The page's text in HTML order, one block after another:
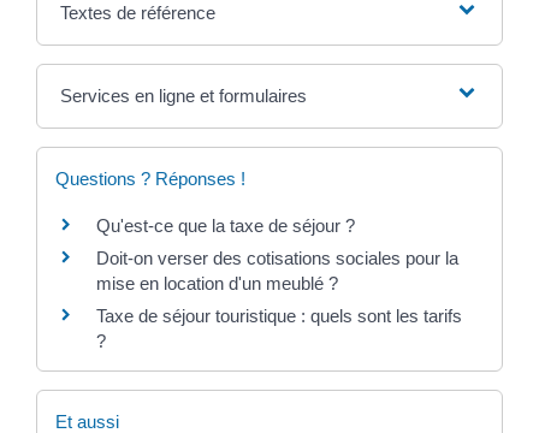
Textes de référence
Services en ligne et formulaires
Questions ? Réponses !
Qu'est-ce que la taxe de séjour ?
Doit-on verser des cotisations sociales pour la
mise en location d'un meublé ?
Taxe de séjour touristique : quels sont les tarifs
?
Et aussi